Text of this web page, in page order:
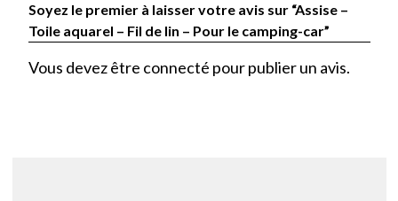
Soyez le premier à laisser votre avis sur “Assise –
Toile aquarel – Fil de lin – Pour le camping-car”
Vous devez être connecté pour publier un avis.